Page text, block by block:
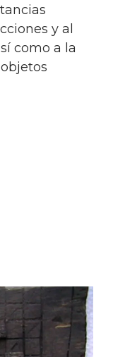
y al
como a la